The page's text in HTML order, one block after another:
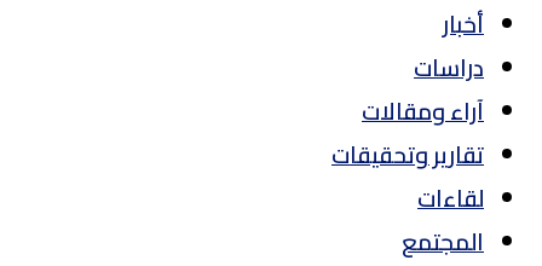
أخبار
دراسات
آراء ومقالات
تقارير وتحقيقات
لقاءات
المجتمع